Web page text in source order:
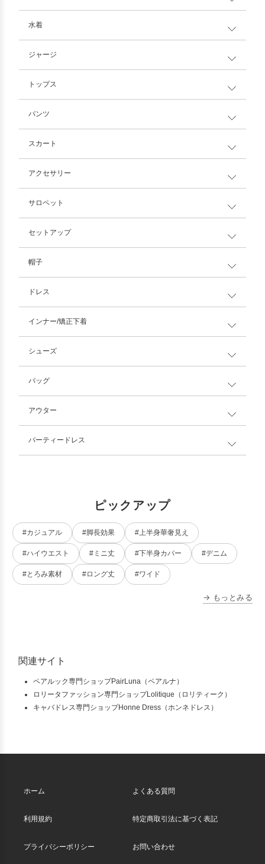
水着
ジャージ
トップス
パンツ
スカート
アクセサリー
サロペット
セットアップ
帽子
ドレス
インナー/矯正下着
シューズ
バッグ
アウター
パーティードレス
ピックアップ
#カジュアル #脚長効果 #上半身華奢見え
#ハイウエスト #ミニ丈 #下半身カバー #デニム
#とろみ素材 #ロング丈 #ワイド
→ もっとみる
関連サイト
ペアルック専門ショップPairLuna（ペアルナ）
ロリータファッション専門ショップLolitique（ロリティーク）
キャバドレス専門ショップHonne Dress（ホンネドレス）
ホーム よくある質問
利用規約 特定商取引法に基づく表記
プライバシーポリシー お問い合わせ